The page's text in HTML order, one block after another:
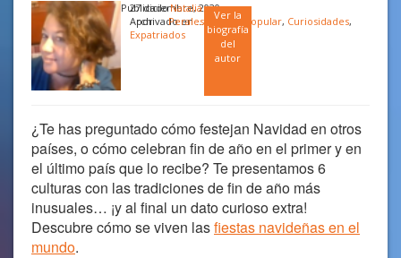
Publicado
por
Natalia
Perales
Ver la
biografía
del
autor
27 diciembre, 2020
Archivado en …
Cultura popular, Curiosidades,
Expatriados
¿Te has preguntado cómo festejan Navidad en otros
países, o cómo celebran fin de año en el primer y en
el último país que lo recibe? Te presentamos 6
culturas con las tradiciones de fin de año más
inusuales… ¡y al final un dato curioso extra!
Descubre cómo se viven lasfiestas navideñas en el
mundo.